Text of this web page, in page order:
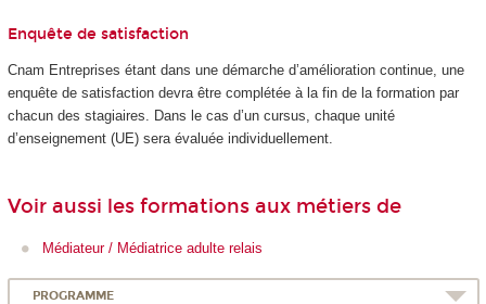
Enquête de satisfaction
Cnam Entreprises étant dans une démarche d’amélioration continue, une
enquête de satisfaction devra être complétée à la fin de la formation par
chacun des stagiaires. Dans le cas d’un cursus, chaque unité
d’enseignement (UE) sera évaluée individuellement.
Voir aussi les formations aux métiers de
Médiateur / Médiatrice adulte relais
PROGRAMME